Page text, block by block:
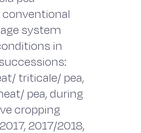
system
in
triticale/ pea,
pea, during
cropping
2017/2018,